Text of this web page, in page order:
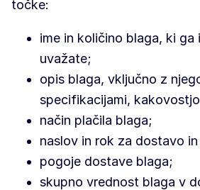
točke:
ime in količino blaga, ki ga
uvažate;
opis blaga, vključno z
specifikacijami,
način plačila blaga;
naslov in rok za dostavo
pogoje dostave blaga;
skupno vrednost blaga v